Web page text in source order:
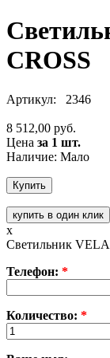
CROSS
Артикул: 2346
8 512,00 руб.
Цена за 1 шт.
Наличие: Мало
купить в один клик
x
Светильник VELA
Телефон: *
Количество: *